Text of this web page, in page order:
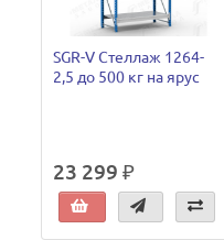
SGR-V Стеллаж 1264-
2,5 до 500 кг на ярус
23 299 ₽